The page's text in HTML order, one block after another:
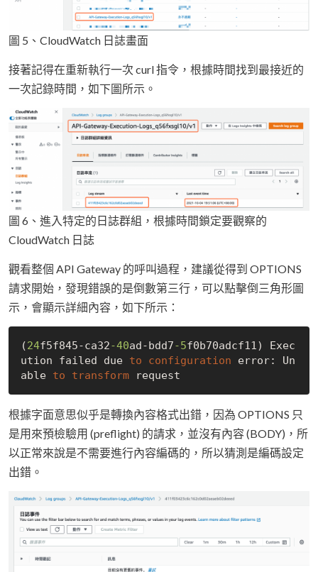
圖 5、CloudWatch 日誌畫面
接著記得在重新執行一次 curl 指令，根據時間找到最接近的
一次記錄時間，如下圖所示。
圖 6、進入特定的日誌群組，根據時間鎖定要觀察的
CloudWatch 日誌
觀看整個 API Gateway 的呼叫過程，建議從得到 OPTIONS
請求開始，發現錯誤的是倒數第三行，可以點擊倒三角形圖
示，會顯示詳細內容，如下所示：
(24f5f845-ca32-40ad-bdd7-5f0b70adcf11) Exec
ution failed due to configuration error: Un
able to transform
根據字面意思似乎是轉換內容格式出錯，因為 OPTIONS 只
是用來預檢驗用 (preflight) 的請求，並沒有內容 (BODY)，所
以正常來說是不需要進行內容編碼的，所以猜測是編碼設定
出錯。